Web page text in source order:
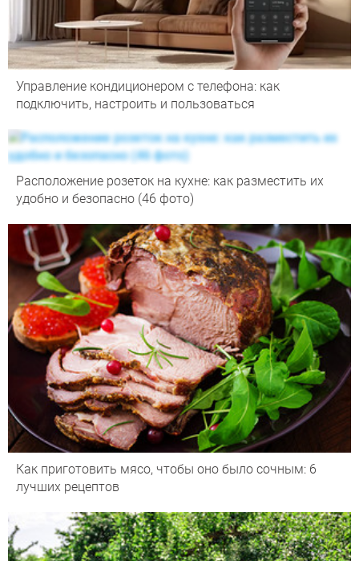
Управление кондиционером с телефона: как
подключить, настроить и пользоваться
Расположение розеток на кухне: как разместить их
удобно и безопасно (46 фото)
Как приготовить мясо, чтобы оно было сочным: 6
лучших рецептов